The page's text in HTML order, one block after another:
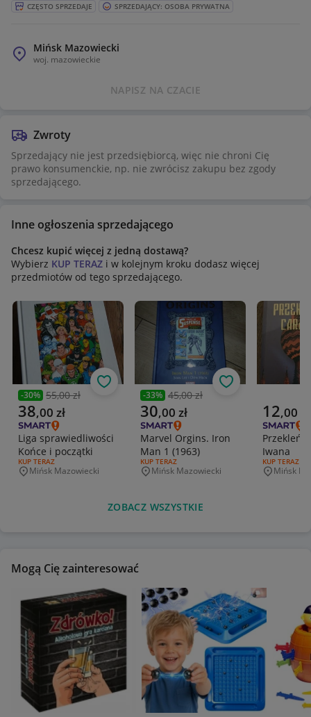
CZĘSTO SPRZEDAJE SPRZEDAJĄCY: OSOBA PRYWATNA
Mińsk Mazowiecki
woj. mazowieckie
NAPISZ NA CZACIE
Zwroty
Sprzedający nie jest przedsiębiorcą, więc nie chroni Cię
prawo konsumenckie, np. nie zwrócisz zakupu bez zgody
sprzedającego.
Inne ogłoszenia sprzedającego
Chcesz kupić więcej z jedną dostawą?
Wybierz KUP TERAZ i w kolejnym kroku dodasz więcej
przedmiotów od tego sprzedającego.
Poprzednia cena
-30% 55,00 zł
Aktualna cena
38,00 zł
Liga sprawiedliwości
Końce i początki
RODZAJ OFERTY:
KUP TERAZ
Miejscowość
Mińsk Mazowiecki
Obserwuj
Poprzednia cena
-33% 45,00 zł
Aktualna cena
30,00 zł
Marvel Orgins. Iron
Man 1 (1963)
RODZAJ OFERTY:
KUP TERAZ
Miejscowość
Mińsk Mazowiecki
Obserwuj
Aktualna
12,00
Iwana
RODZAJ
KUP TERAZ
Mińsk
ZOBACZ WSZYSTKIE
Mogą Cię zainteresować